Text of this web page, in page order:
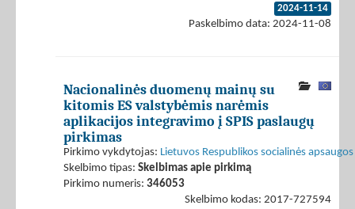
2024-11-14
Paskelbimo data: 2024-11-08
Nacionalinės duomenų mainų su
kitomis ES valstybėmis narėmis
aplikacijos integravimo į SPIS paslaugų
pirkimas
Pirkimo vykdytojas: Lietuvos Respublikos socialinės
Skelbimo tipas: Skelbimas apie pirkimą
Pirkimo numeris: 346053
Skelbimo kodas: 2017-727594